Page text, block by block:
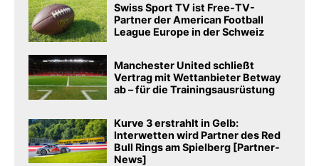
Swiss Sport TV ist Free-TV-
Partner der American Football
League Europe in der Schweiz
Manchester United schließt
Vertrag mit Wettanbieter Betway
ab – für die Trainingsausrüstung
Kurve 3 erstrahlt in Gelb:
Interwetten wird Partner des Red
Bull Rings am Spielberg [Partner-
News]